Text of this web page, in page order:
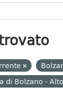
di Bolzano -